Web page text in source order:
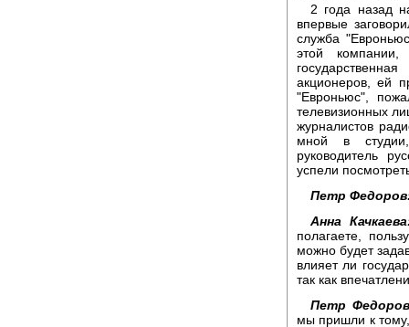
2 года назад
впервые
служба
этой
акционеров, ей
"Евроньюс",
телевизионных
журналистов
мной в
руководитель
успели
Петр
Анна
полагаете,
можно будет
влияет ли
так как
Петр
мы пришли к